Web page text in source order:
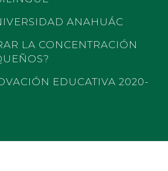
ANAHUÁC
LA CONCENTRACIÓN
EDUCATIVA 2020-